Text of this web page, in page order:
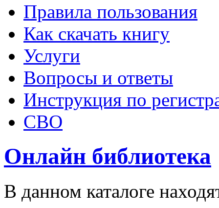
Правила пользования
Как скачать книгу
Услуги
Вопросы и ответы
Инструкция по
СВО
Онлайн библиотека
В данном каталоге